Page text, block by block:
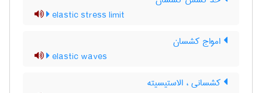
elastic stress limit
امواج کشسان
elastic waves
کشسانی ، الاستیسیته